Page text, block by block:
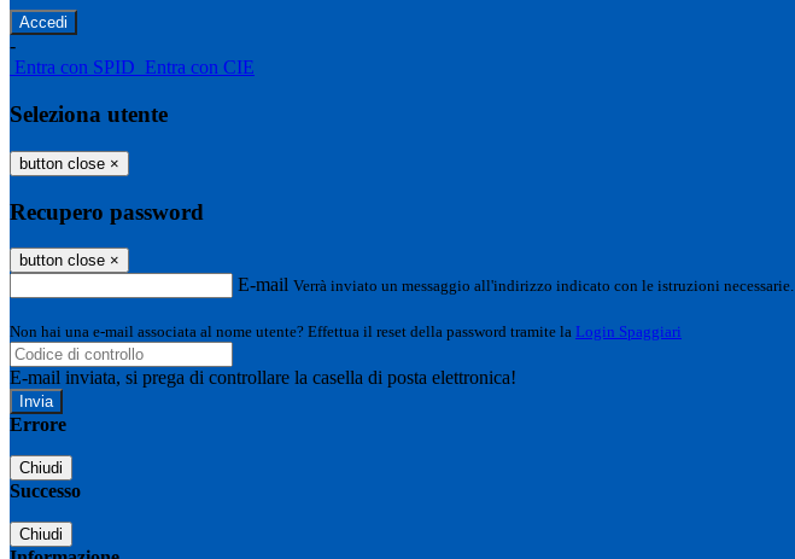
-
Entra con SPID Entra con CIE
Seleziona utente
button close ×
Recupero password
button close ×
E-mail Verrà inviato un messaggio all'indirizzo indicato con le istruzioni necessarie.
Non hai una e-mail associata al nome utente? Effettua il reset della password tramite la Login Spaggiari
E-mail inviata, si prega di controllare la casella di posta elettronica!
Errore
Chiudi
Successo
Chiudi